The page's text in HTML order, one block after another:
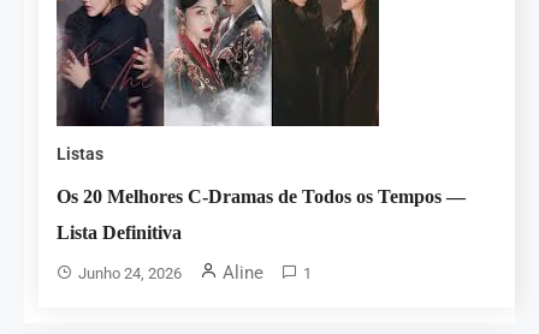
Listas
Os 20 Melhores C-Dramas de Todos os Tempos —
Lista Definitiva
Junho 24, 2026 Aline 1